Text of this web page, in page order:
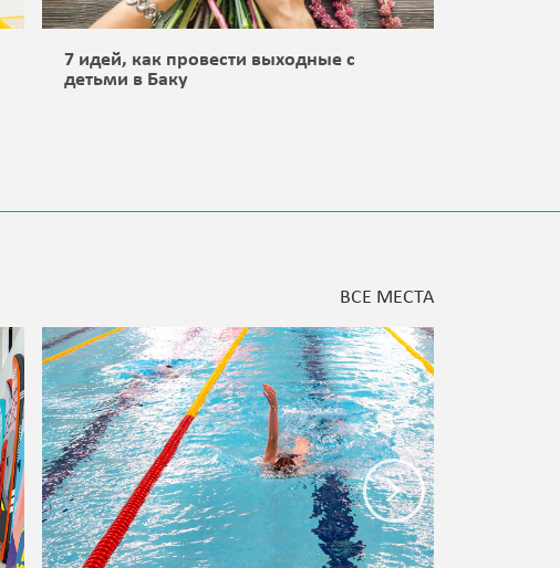
7 идей, как провести выходные с
детьми в Баку
ВСЕ МЕСТА